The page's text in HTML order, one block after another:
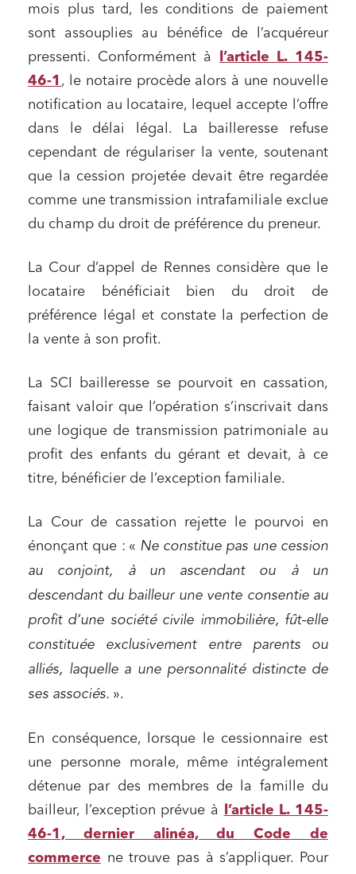
mois plus tard, les conditions de paiement
sont assouplies au bénéfice de l’acquéreur
pressenti. Conformément à
l’article L. 145-
46-1 , le notaire procède alors à une nouvelle
notification au locataire, lequel accepte l’offre
dans le délai légal. La bailleresse refuse
cependant de régulariser la vente, soutenant
que la cession projetée devait être regardée
comme une transmission intrafamiliale exclue
du champ du droit de préférence du preneur.
La Cour d’appel de Rennes considère que le
locataire bénéficiait bien du droit de
préférence légal et constate la perfection de
la vente à son profit.
La SCI bailleresse se pourvoit en cassation,
faisant valoir que l’opération s’inscrivait dans
une logique de transmission patrimoniale au
profit des enfants du gérant et devait, à ce
titre, bénéficier de l’exception familiale.
La Cour de cassation rejette le pourvoi en
énonçant que : « Ne constitue pas une cession
au conjoint, à un ascendant ou à un
descendant du bailleur une vente consentie au
profit d’une société civile immobilière, fût-elle
constituée exclusivement entre parents ou
alliés, laquelle a une personnalité distincte de
ses associés. ».
En conséquence, lorsque le cessionnaire est
une personne morale, même intégralement
détenue par des membres de la famille du
bailleur, l’exception prévue à
l’article L. 145-
46-1, dernier alinéa, du Code de
commerce ne trouve pas à s’appliquer. Pour